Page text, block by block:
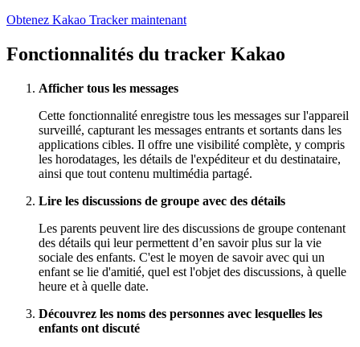
Obtenez Kakao Tracker maintenant
Fonctionnalités du tracker Kakao
Afficher tous les messages
Cette fonctionnalité enregistre tous les messages sur l'appareil
surveillé, capturant les messages entrants et sortants dans les
applications cibles. Il offre une visibilité complète, y compris
les horodatages, les détails de l'expéditeur et du destinataire,
ainsi que tout contenu multimédia partagé.
Lire les discussions de groupe avec des détails
Les parents peuvent lire des discussions de groupe contenant
des détails qui leur permettent d’en savoir plus sur la vie
sociale des enfants. C'est le moyen de savoir avec qui un
enfant se lie d'amitié, quel est l'objet des discussions, à quelle
heure et à quelle date.
Découvrez les noms des personnes avec lesquelles les
enfants ont discuté